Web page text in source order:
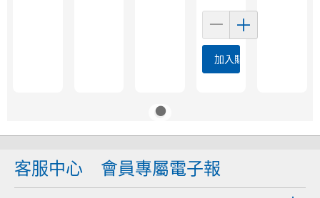
加入購物車
客服中心 會員專屬電子報